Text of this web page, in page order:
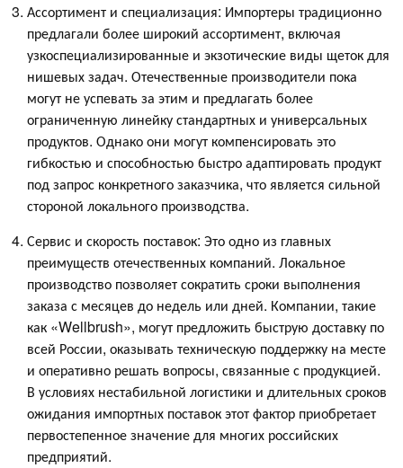
Ассортимент и специализация: Импортеры традиционно
предлагали более широкий ассортимент, включая
узкоспециализированные и экзотические виды щеток для
нишевых задач. Отечественные производители пока
могут не успевать за этим и предлагать более
ограниченную линейку стандартных и универсальных
продуктов. Однако они могут компенсировать это
гибкостью и способностью быстро адаптировать продукт
под запрос конкретного заказчика, что является сильной
стороной локального производства.
Сервис и скорость поставок: Это одно из главных
преимуществ отечественных компаний. Локальное
производство позволяет сократить сроки выполнения
заказа с месяцев до недель или дней. Компании, такие
как «Wellbrush», могут предложить быструю доставку по
всей России, оказывать техническую поддержку на месте
и оперативно решать вопросы, связанные с продукцией.
В условиях нестабильной логистики и длительных сроков
ожидания импортных поставок этот фактор приобретает
первостепенное значение для многих российских
предприятий.